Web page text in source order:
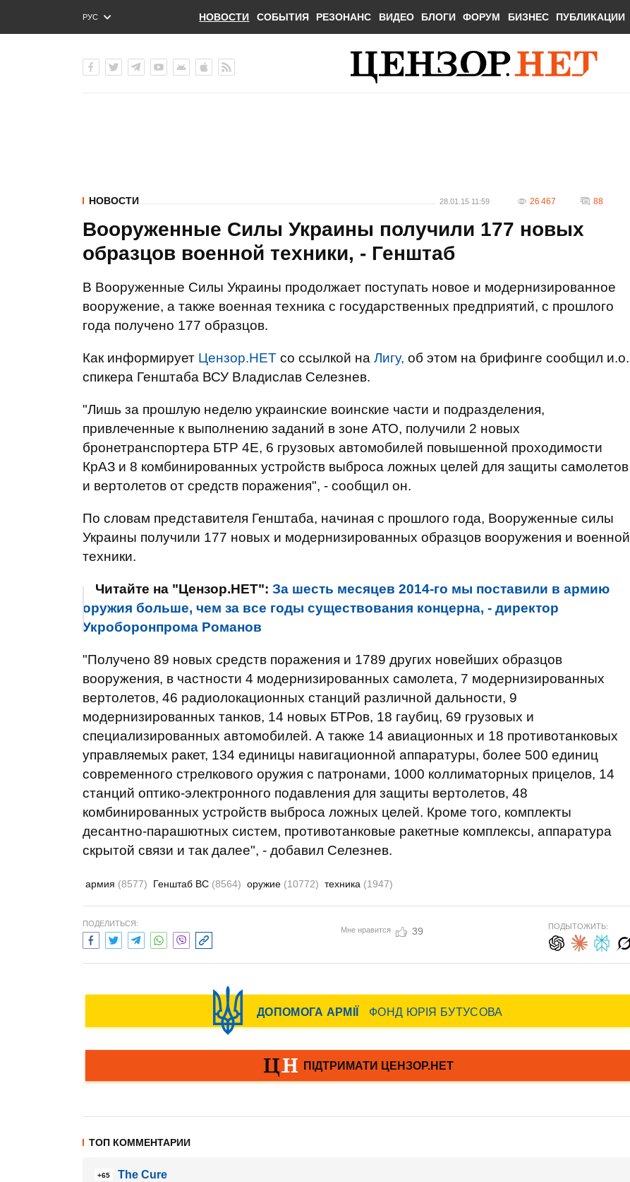
РУС
ENG
НОВОСТИ СОБЫТИЯ РЕЗОНАНС ВИДЕО БЛОГИ ФОРУМ БИЗНЕС ПУБЛИКАЦИИ
НОВОСТИ 28.01.15 11:59 26 467 88
Вооруженные Силы Украины получили 177 новых
образцов военной техники, - Генштаб
В Вооруженные Силы Украины продолжает поступать новое и модернизированное
вооружение, а также военная техника с государственных предприятий, с прошлого
года получено 177 образцов.
Как информирует Цензор.НЕТ со ссылкой на Лигу, об этом на брифинге сообщил и.о.
спикера Генштаба ВСУ Владислав Селезнев.
"Лишь за прошлую неделю украинские воинские части и подразделения,
привлеченные к выполнению заданий в зоне АТО, получили 2 новых
бронетранспортера БТР 4Е, 6 грузовых автомобилей повышенной проходимости
КрАЗ и 8 комбинированных устройств выброса ложных целей для защиты самолетов
и вертолетов от средств поражения", - сообщил он.
По словам представителя Генштаба, начиная с прошлого года, Вооруженные силы
Украины получили 177 новых и модернизированных образцов вооружения и военной
техники.
Читайте на "Цензор.НЕТ": За шесть месяцев 2014-го мы поставили в армию
оружия больше, чем за все годы существования концерна, - директор
Укроборонпрома Романов
"Получено 89 новых средств поражения и 1789 других новейших образцов
вооружения, в частности 4 модернизированных самолета, 7 модернизированных
вертолетов, 46 радиолокационных станций различной дальности, 9
модернизированных танков, 14 новых БТРов, 18 гаубиц, 69 грузовых и
специализированных автомобилей. А также 14 авиационных и 18 противотанковых
управляемых ракет, 134 единицы навигационной аппаратуры, более 500 единиц
современного стрелкового оружия с патронами, 1000 коллиматорных прицелов, 14
станций оптико-электронного подавления для защиты вертолетов, 48
комбинированных устройств выброса ложных целей. Кроме того, комплекты
десантно-парашютных систем, противотанковые ракетные комплексы, аппаратура
скрытой связи и так далее", - добавил Селезнев.
армия (8577) Генштаб ВС (8564) оружие (10772) техника (1947)
ПОДЕЛИТЬСЯ:
Мне нравится 39 ПОДЫТОЖИТЬ:
ТОП КОММЕНТАРИИ
+65
The Cure